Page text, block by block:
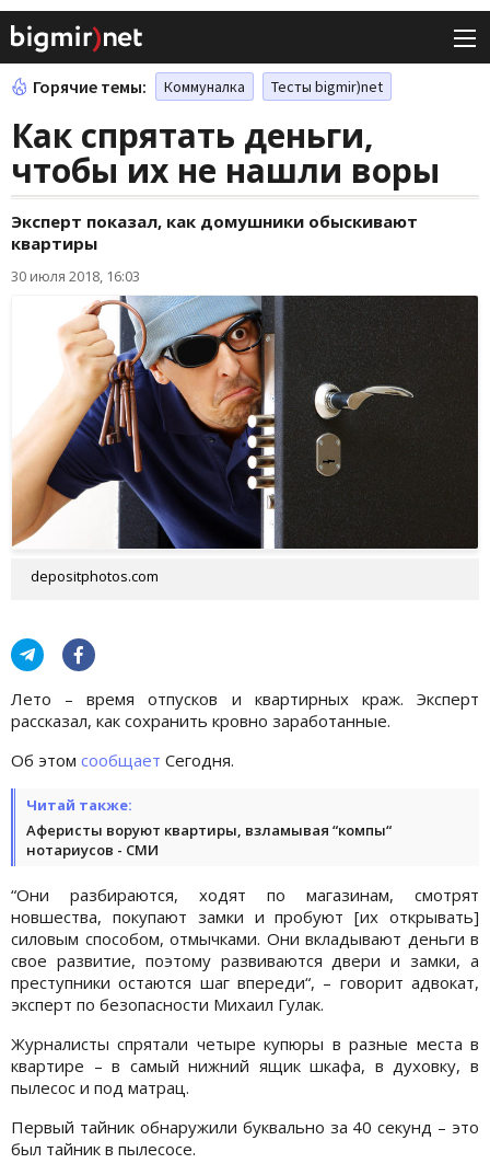
Горячие темы: Коммуналка Тесты bigmir)net
Как спрятать деньги,
чтобы их не нашли воры
Эксперт показал, как домушники обыскивают
квартиры
30 июля 2018, 16:03
depositphotos.com
Лето – время отпусков и квартирных краж. Эксперт
рассказал, как сохранить кровно заработанные.
Об этом сообщает Сегодня.
Читай также:
Аферисты воруют квартиры, взламывая “компы“
нотариусов - СМИ
“Они разбираются, ходят по магазинам, смотрят
новшества, покупают замки и пробуют [их открывать]
силовым способом, отмычками. Они вкладывают деньги в
свое развитие, поэтому развиваются двери и замки, а
преступники остаются шаг впереди“, – говорит адвокат,
эксперт по безопасности Михаил Гулак.
Журналисты спрятали четыре купюры в разные места в
квартире – в самый нижний ящик шкафа, в духовку, в
пылесос и под матрац.
Первый тайник обнаружили буквально за 40 секунд – это
был тайник в пылесосе.